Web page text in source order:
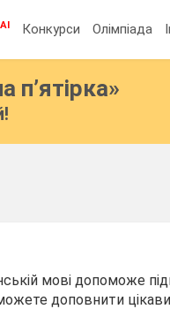
AI Конкурси Олімпіада
п’ятірка»
мові допоможе
доповнити